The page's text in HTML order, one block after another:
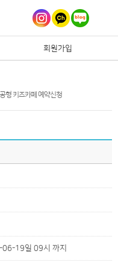
회원가입
형 키즈카페 예약신청
19일 09시 까지